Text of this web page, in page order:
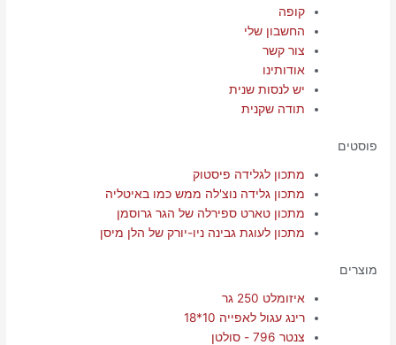
קופה
החשבון שלי
צור קשר
אודותינו
יש לנסות שנית
תודה שקנית
פוסטים
מתכון לגלידה פיסטוק
מתכון גלידה נוצ'לה ממש כמו באיטליה
מתכון טארט ספירלה של הגר גרוסמן
מתכון לעוגת גבינה ניו-יורק של הלן מיסן
מוצרים
איזומלט 250 גר
רינג עגול לאפייה 10*18
צנטר 796 - סולטן